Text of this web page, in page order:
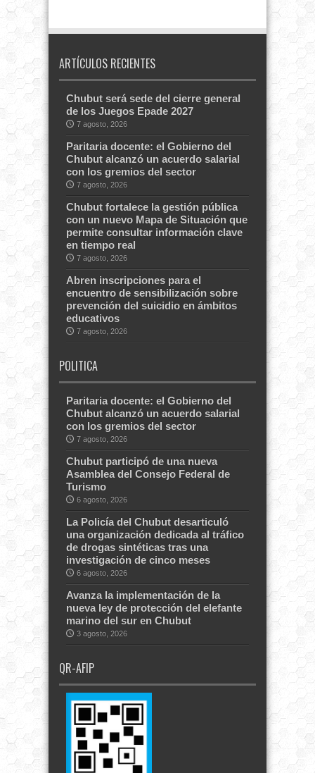
ARTÍCULOS RECIENTES
Chubut será sede del cierre general
de los Juegos Epade 2027
7 agosto, 2026
Paritaria docente: el Gobierno del
Chubut alcanzó un acuerdo salarial
con los gremios del sector
7 agosto, 2026
Chubut fortalece la gestión pública
con un nuevo Mapa de Situación que
permite consultar información clave
en tiempo real
7 agosto, 2026
Abren inscripciones para el
encuentro de sensibilización sobre
prevención del suicidio en ámbitos
educativos
7 agosto, 2026
POLITICA
Paritaria docente: el Gobierno del
Chubut alcanzó un acuerdo salarial
con los gremios del sector
7 agosto, 2026
Chubut participó de una nueva
Asamblea del Consejo Federal de
Turismo
6 agosto, 2026
La Policía del Chubut desarticuló
una organización dedicada al tráfico
de drogas sintéticas tras una
investigación de cinco meses
6 agosto, 2026
Avanza la implementación de la
nueva ley de protección del elefante
marino del sur en Chubut
3 agosto, 2026
QR-AFIP